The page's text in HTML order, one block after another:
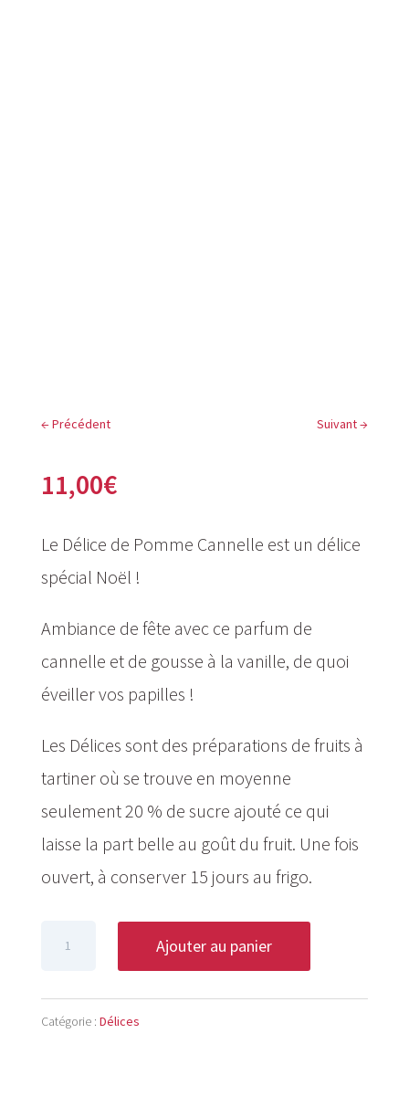
← Précédent Suivant→
11,00€
Le Délice de Pomme Cannelle est un délice
spécial Noël !
Ambiance de fête avec ce parfum de
cannelle et de gousse à la vanille, de quoi
éveiller vos papilles !
Les Délices sont des préparations de fruits à
tartiner où se trouve en moyenne
seulement 20 % de sucre ajouté ce qui
laisse la part belle au goût du fruit. Une fois
ouvert, à conserver 15 jours au frigo.
quantité
Délice
Pomme
Ajouter au panier
Catégorie : Délices